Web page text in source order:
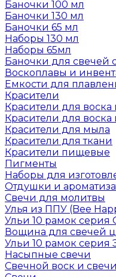
Баночки 100 мл
Баночки 130 мл
Баночки 65 мл
Наборы 130 мл
Наборы 65мл
Баночки для свечей
Воскоплавы и
Емкости для
Красители
Красители для
Красители для
Красители для мыла
Красители для ткани
Красители пищевые
Пигменты
Наборы для
Отдушки и
Свечи для молитвы
Улья из ППУ (Bee
Ульи 10 рамок серия
Вощина для свечей
Ульи 10 рамок серия
Насыпные свечи
Свечной воск и свечи